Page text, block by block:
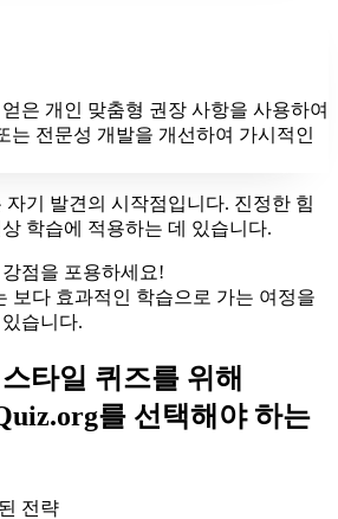
은 개인 맞춤형 권장 사항을 사용하여
는 전문성 개발을 개선하여 가시적인
기 발견의 시작점입니다. 진정한 힘
학습에 적용하는 데 있습니다.
점을 포용하세요!
보다 효과적인 학습으로 가는 여정을
습니다.
타일 퀴즈를 위해
를 선택해야 하는
전략